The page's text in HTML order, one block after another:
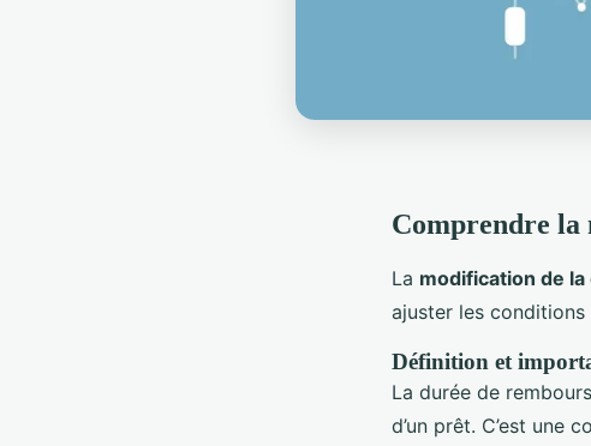
Comprendre la
La modification de
ajuster les conditions
Définition et
La durée de
d’un prêt. C’est une